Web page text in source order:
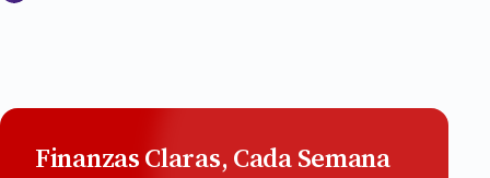
Finanzas Claras, Cada Semana